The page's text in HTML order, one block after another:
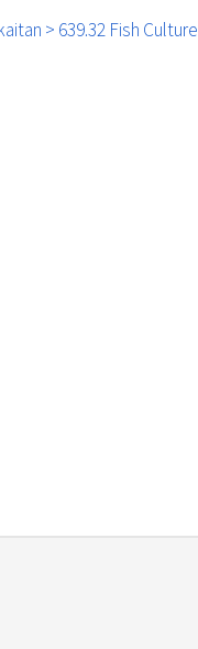
> 639.32 Fish Culture